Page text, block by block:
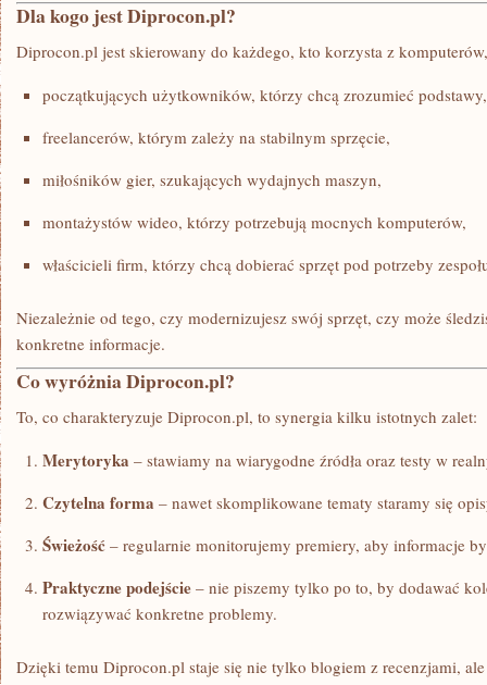
Dla kogo jest Diprocon.pl?
Diprocon.pl jest skierowany do każdego, kto korzysta z
początkujących użytkowników, którzy chcą zrozumieć podstawy,
freelancerów, którym zależy na stabilnym sprzęcie,
miłośników gier, szukających wydajnych maszyn,
montażystów wideo, którzy potrzebują mocnych komputerów,
właścicieli firm, którzy chcą dobierać sprzęt pod potrzeby
Niezależnie od tego, czy modernizujesz swój sprzęt, czy może
konkretne informacje.
Co wyróżnia Diprocon.pl?
To, co charakteryzuje Diprocon.pl, to synergia kilku istotnych zalet:
Merytoryka – stawiamy na wiarygodne źródła oraz testy w
Czytelna forma – nawet skomplikowane tematy staramy się
Świeżość – regularnie monitorujemy premiery, aby informacje
Praktyczne podejście – nie piszemy tylko po to, by dodawać
rozwiązywać konkretne problemy.
Dzięki temu Diprocon.pl staje się nie tylko blogiem z recenzjami,